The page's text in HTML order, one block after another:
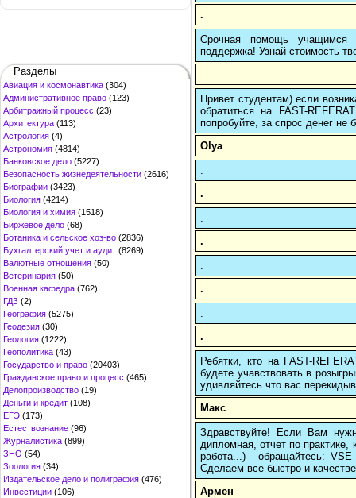
Разделы
Авиация и космонавтика (304)
Административное право (123)
Арбитражный процесс (23)
Архитектура (113)
Астрология (4)
Астрономия (4814)
Банковское дело (5227)
Безопасность жизнедеятельности (2616)
Биографии (3423)
Биология (4214)
Биология и химия (1518)
Биржевое дело (68)
Ботаника и сельское хоз-во (2836)
Бухгалтерский учет и аудит (8269)
Валютные отношения (50)
Ветеринария (50)
Военная кафедра (762)
ГДЗ (2)
География (5275)
Геодезия (30)
Геология (1222)
Геополитика (43)
Государство и право (20403)
Гражданское право и процесс (465)
Делопроизводство (19)
Деньги и кредит (108)
ЕГЭ (173)
Естествознание (96)
Журналистика (899)
ЗНО (54)
Зоология (34)
Издательское дело и полиграфия (476)
Инвестиции (106)
.
Срочная помощь учащимся в
поддержка! Узнай стоимость
Привет студентам) если
обратиться на FAST-
попробуйте, за спрос денег не
Olya
.
.
.
.
Ребятки, кто на FAST-
будете учавствовать в
удивляйтесь что вас
Макс
Здравствуйте! Если Вам
дипломная, отчет по
работа...) - обращайтесь:
Сделаем все быстро и
Армен